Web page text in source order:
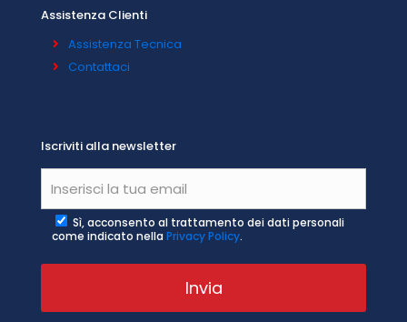
Assistenza Clienti
Assistenza Tecnica
Contattaci
Iscriviti alla newsletter
Sì, acconsento al trattamento dei dati personali
come indicato nella Privacy Policy.